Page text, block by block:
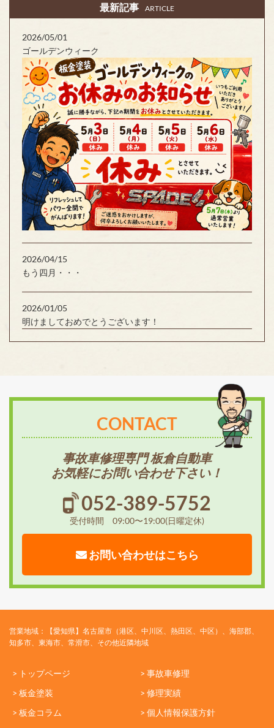
最新記事 ARTICLE
2026/05/01
ゴールデンウィーク
2026/04/15
もう四月・・・
2026/01/05
明けましておめでとうございます！
CONTACT
事故車修理専門 板倉自動車
お気軽にお問い合わせ下さい！
052-389-5752
受付時間 09:00〜19:00(日曜定休)
お問い合わせはこちら
営業地域：【愛知県】名古屋市（港区、中川区、熱田区、中区）、海部郡、
知多市、東海市、常滑市、その他近隣地域
> トップページ
> 事故車修理
> 板金塗装
> 修理実績
> 板金コラム
> 個人情報保護方針